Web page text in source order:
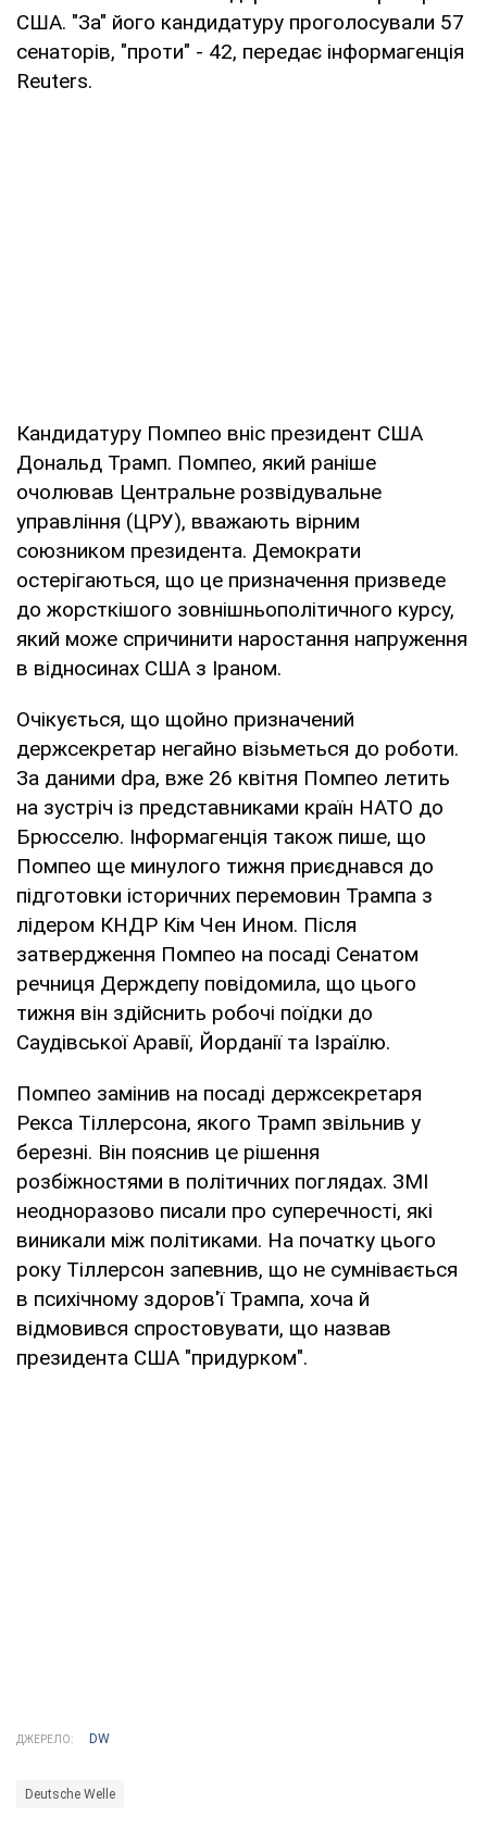
США. "За" його кандидатуру проголосували 57
сенаторів, "проти" - 42, передає інформагенція
Reuters.
Кандидатуру Помпео вніс президент США
Дональд Трамп. Помпео, який раніше
очолював Центральне розвідувальне
управління (ЦРУ), вважають вірним
союзником президента. Демократи
остерігаються, що це призначення призведе
до жорсткішого зовнішньополітичного курсу,
який може спричинити наростання напруження
в відносинах США з Іраном.
Очікується, що щойно призначений
держсекретар негайно візьметься до роботи.
За даними dpa, вже 26 квітня Помпео летить
на зустріч із представниками країн НАТО до
Брюсселю. Інформагенція також пише, що
Помпео ще минулого тижня приєднався до
підготовки історичних перемовин Трампа з
лідером КНДР Кім Чен Ином. Після
затвердження Помпео на посаді Сенатом
речниця Держдепу повідомила, що цього
тижня він здійснить робочі поїдки до
Саудівської Аравії, Йорданії та Ізраїлю.
Помпео замінив на посаді держсекретаря
Рекса Тіллерсона, якого Трамп звільнив у
березні. Він пояснив це рішення
розбіжностями в політичних поглядах. ЗМІ
неодноразово писали про суперечності, які
виникали між політиками. На початку цього
року Тіллерсон запевнив, що не сумнівається
в психічному здоров'ї Трампа, хоча й
відмовився спростовувати, що назвав
президента США "придурком".
ДЖЕРЕЛО: DW
Deutsche Welle